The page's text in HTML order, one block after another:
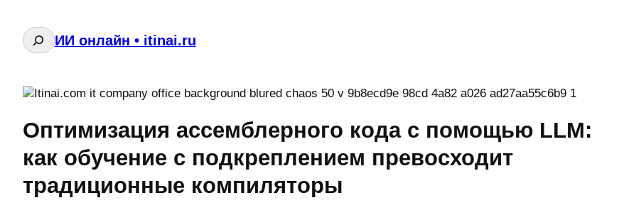
ПоискИИ онлайн • itinai.ru
Оптимизация ассемблерного кода с помощью LLM:
как обучение с подкреплением превосходит
традиционные компиляторы